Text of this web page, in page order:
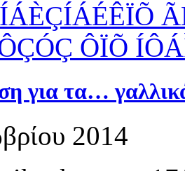
για τα…
2014